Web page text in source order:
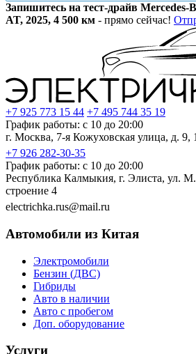
Запишитесь на тест-драйв Mercedes-
AT, 2025, 4 500 км - прямо сейчас!
+7 925 773 15 44 +7 495 744 35 19
График работы: с 10 до 20:00
г. Москва, 7-я Кожуховская улица, д.
+7 926 282-30-35
График работы: с 10 до 20:00
Республика Калмыкия, г. Элиста, ул.
строение 4
electrichka.rus@mail.ru
Автомобили из Китая
Электромобили
Бензин (ДВС)
Гибриды
Авто в наличии
Авто с пробегом
Доп. оборудование
Услуги